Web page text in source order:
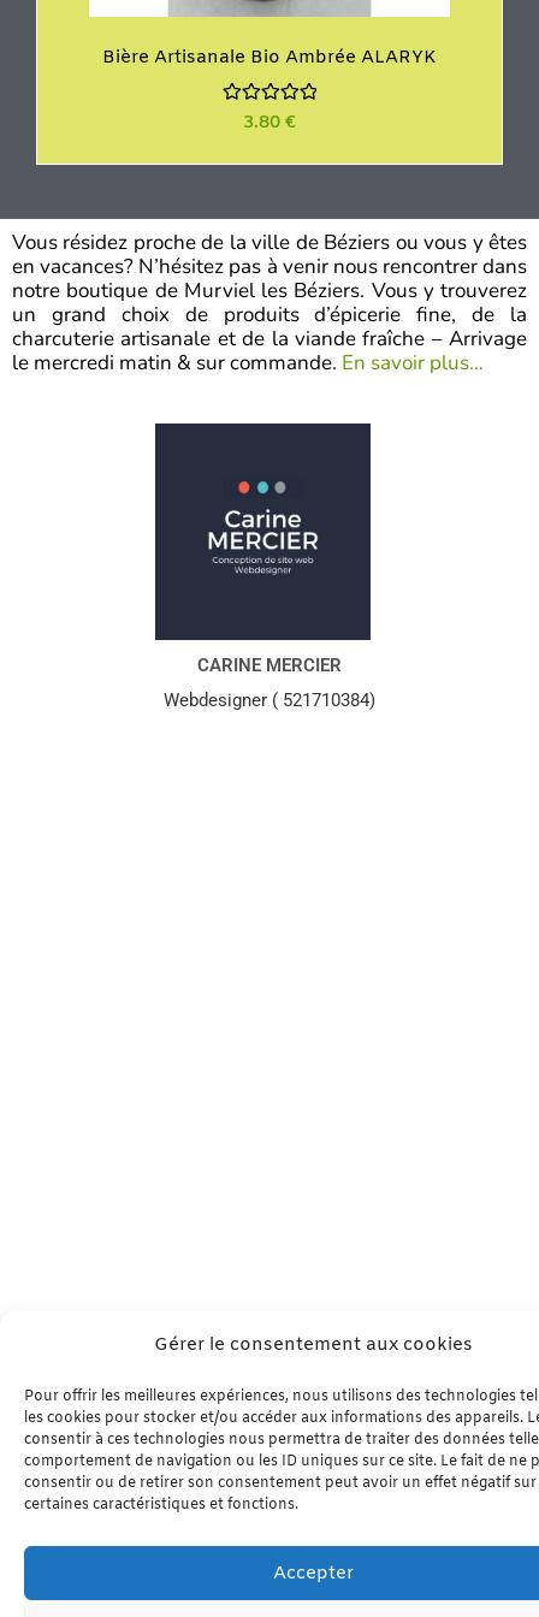
Gérer le consentement aux cookies
Pour offrir les meilleures expériences, nous utilisons des technologies
les cookies pour stocker et/ou accéder aux informations des appareils.
consentir à ces technologies nous permettra de traiter des données
comportement de navigation ou les ID uniques sur ce site. Le fait de ne
consentir ou de retirer son consentement peut avoir un effet négatif sur
certaines caractéristiques et fonctions.
Accepter
Bière Artisanale Bio Ambrée ALARYK
e
u
5
3.80 €
Vous résidez proche de la ville de Béziers ou vous y êtes
en vacances? N’hésitez pas à venir nous rencontrer dans
notre boutique de Murviel les Béziers. Vous y trouverez
un grand choix de produits d’épicerie fine, de la
charcuterie artisanale et de la viande fraîche – Arrivage
le mercredi matin & sur commande. En savoir plus…
CARINE MERCIER
Webdesigner ( 521710384)